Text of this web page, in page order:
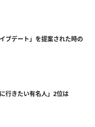
ブデート」を提案された時の
行きたい有名人」2位は